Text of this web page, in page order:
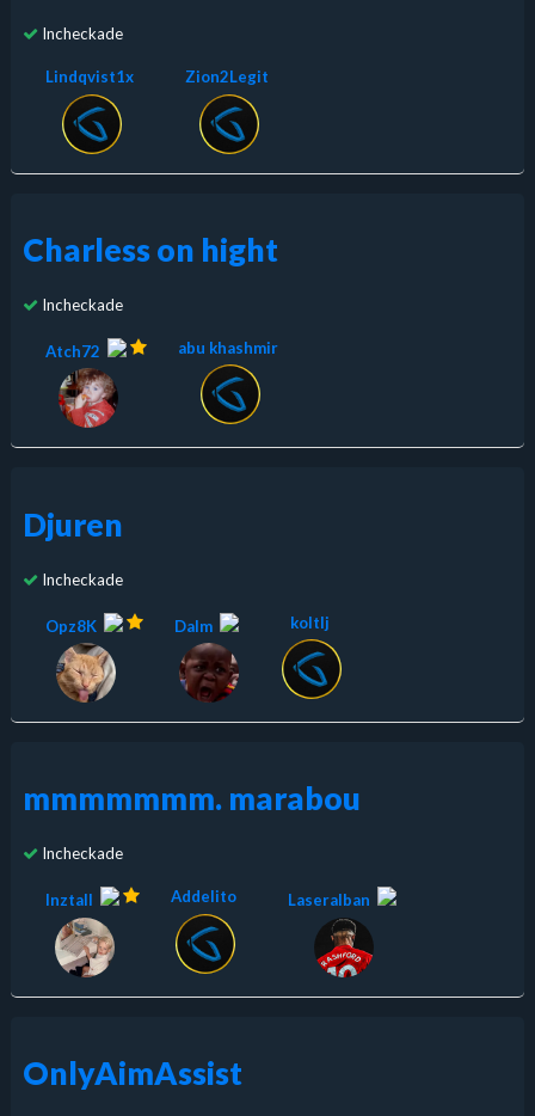
Incheckade
Lindqvist1x Zion2Legit
Charless on hight
Incheckade
Atch72 abu khashmir
Djuren
Incheckade
Opz8K Dalm koltlj
mmmmmmm. marabou
Incheckade
Inztall Addelito LaseraIban
OnlyAimAssist